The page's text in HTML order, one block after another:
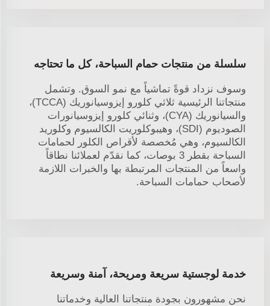
سلسلة من منتجات حمام السباحة، كل ما تحتاجه
وسوف نزداد قوةً تماشياً مع نمو السوق. وتشمل
منتجاتنا الرئيسية ثلاثي كلورو إيزوسيانوريك (TCCA)،
والسيانوريك (CYA)، وثنائي كلورو إيزوسيانورات
الصوديوم (SDI)، وهيبوكلوريت الكالسيوم وكلوريد
الكالسيوم، وهي مُخصصة لأقراص الكلور لحمامات
السباحة بقطر 3 بوصات، كما نقدّم لعملائنا نطاقاً
واسعاً من المنتجات المرتبطة بها والخبرات اللازمة
لأصحاب حمامات السباحة.
خدمة لوجستية سريعة ومريحة، آمنة وسريعة
نحن مشهورون بجودة منتجاتنا العالية وخدماتنا